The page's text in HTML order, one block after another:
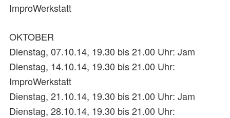
ImproWerkstatt
OKTOBER
Dienstag, 07.10.14, 19.30 bis 21.00 Uhr: Jam
Dienstag, 14.10.14, 19.30 bis 21.00 Uhr:
ImproWerkstatt
Dienstag, 21.10.14, 19.30 bis 21.00 Uhr: Jam
Dienstag, 28.10.14, 19.30 bis 21.00 Uhr: